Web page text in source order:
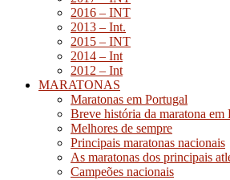
2016 – INT
2013 – Int.
2015 – INT
2014 – Int
2012 – Int
MARATONAS
Maratonas em Portugal
Breve história da maratona em
Melhores de sempre
Principais maratonas nacionais
As maratonas dos principais
Campeões nacionais